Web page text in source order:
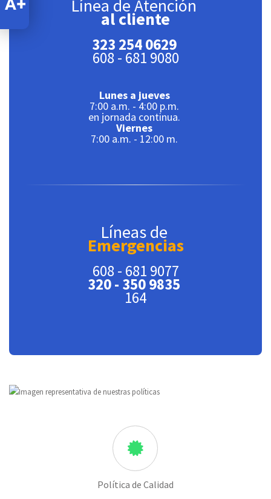
Línea de Atención
al cliente
323 254 0629
608 - 681 9080
Lunes a jueves
7:00 a.m. - 4:00 p.m.
en jornada continua.
Viernes
7:00 a.m. - 12:00 m.
Líneas de
Emergencias
608 - 681 9077
320 - 350 9835
164
Política de Calidad